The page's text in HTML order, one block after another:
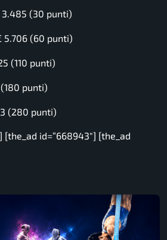
(30 punti)
5.706 (60 punti)
(110 punti)
punti)
(280 punti)
[the_ad id=”668943″] [the_ad